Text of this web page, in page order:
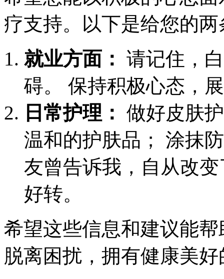
疗支持。以下是给您的
就业方面： 请记住，
碍。 保持积极心态，
日常护理： 做好皮肤
温和的护肤品； 涂抹
友曾告诉我，自从改
好转。
希望这些信息和建议能
脱离困扰，拥有健康美